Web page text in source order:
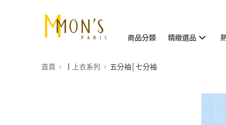
商品分類 精緻選品
首頁 ┃上衣系列 五分袖│七分袖